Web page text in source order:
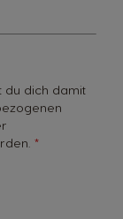
du dich damit